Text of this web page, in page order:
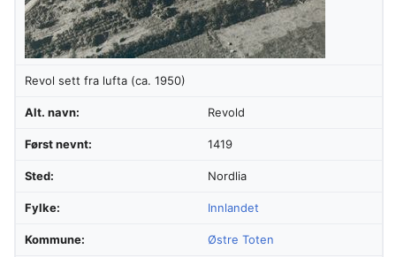
Revol sett fra lufta (ca. 1950)
Alt. navn: Revold
Først nevnt: 1419
Sted: Nordlia
Fylke: Innlandet
Kommune: Østre Toten